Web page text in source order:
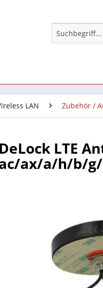
LAN Zubehör /
DeLock LTE
ax/a/h/b/